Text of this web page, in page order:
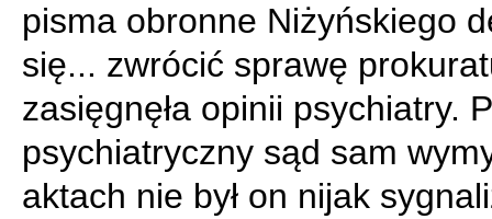
pisma obronne Niżyńskiego
się... zwrócić sprawę
zasięgnęła opinii psychiatry.
psychiatryczny sąd sam
aktach nie był on nijak